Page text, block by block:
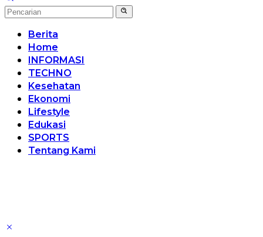
Berita
Home
INFORMASI
TECHNO
Kesehatan
Ekonomi
Lifestyle
Edukasi
SPORTS
Tentang Kami